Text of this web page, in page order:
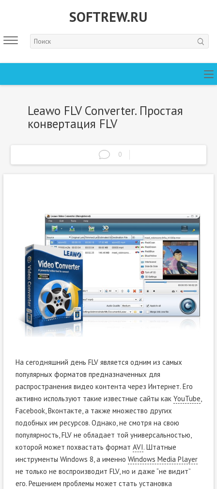
SOFTREW.RU
Leawo FLV Converter. Простая
конвертация FLV
0
На сегодняшний день FLV является одним из самых
популярных форматов предназначенных для
распространения видео контента через Интернет. Его
активно используют такие известные сайты как YouTube,
Facebook, Вконтакте, а также множество других
подобных им ресурсов. Однако, не смотря на свою
популярность, FLV не обладает той универсальностью,
которой может похвастать формат AVI. Штатные
инструменты Windows 8, а именно Windows Media Player
не только не воспроизводит FLV, но и даже “не видит”
его. Решением проблемы может стать установка